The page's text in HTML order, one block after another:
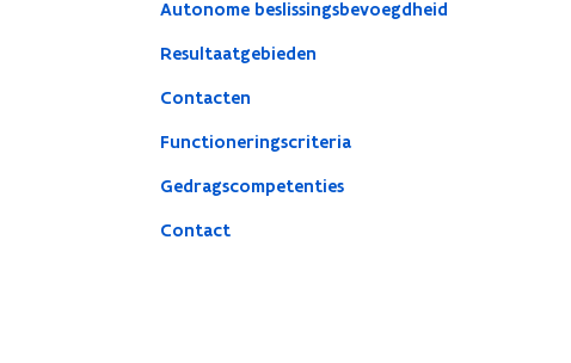
Autonome beslissingsbevoegdheid
Resultaatgebieden
Contacten
Functioneringscriteria
Gedragscompetenties
Contact